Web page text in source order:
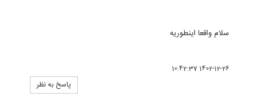
سلام واقعا اینطوریه
1402-12-26 10:42:37
پاسخ به نظر